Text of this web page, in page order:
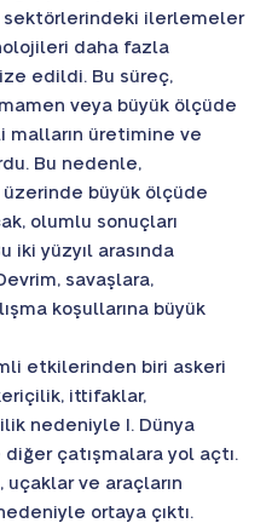
ilerlemeler
daha fazla
edildi. Bu süreç,
veya büyük ölçüde
malların üretimine ve
Bu nedenle,
büyük ölçüde
olumlu sonuçları
iki yüzyıl arasında
savaşlara,
koşullarına büyük
etkilerinden biri askeri
ittifaklar,
nedeniyle I. Dünya
diğer çatışmalara yol açtı.
ve araçların
ortaya çıktı.